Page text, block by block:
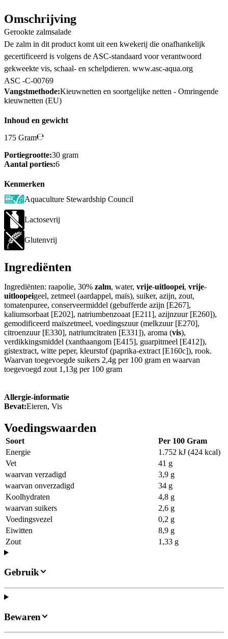
Omschrijving
Gerookte zalmsalade
De zalm in dit product komt uit een kwekerij die onafhankelijk
gecertificeerd is volgens de ASC-standaard voor verantwoord
gekweekte vis, schaal- en schelpdieren. www.asc-aqua.org
ASC -C-00769
Vangstmethode:Kieuwnetten en soortgelijke netten - Omringende
kieuwnetten (EU)
Inhoud en gewicht
175 Gram
Portiegrootte:30 gram
Aantal porties:6
Kenmerken
Aquaculture Stewardship Council
Lactosevrij
Glutenvrij
Ingrediënten
Ingrediënten: raapolie, 30% zalm, water, vrije-uitloopei, vrije-
uitloopeigeel, zetmeel (aardappel, maïs), suiker, azijn, zout,
tomatenpuree, conserveermiddel (gebufferde azijn [E267],
kaliumsorbaat [E202], natriumbenzoaat [E211], azijnzuur [E260]),
gemodificeerd maïszetmeel, voedingszuur (melkzuur [E270],
citroenzuur [E330], natriumcitraten [E331]), aroma (vis),
verdikkingsmiddel (xanthaangom [E415], guarpitmeel [E412]),
gistextract, witte peper, kleurstof (paprika-extract [E160c]), rook.
Waarvan toegevoegde suikers 2,4g per 100 gram en waarvan
toegevoegd zout 1,13g per 100 gram
Allergie-informatie
Bevat:Eieren, Vis
Voedingswaarden
Soort
Per 100 Gram
Energie
1.752 kJ (424 kcal)
Vet
41 g
waarvan verzadigd
3,9 g
waarvan onverzadigd
34 g
Koolhydraten
4,8 g
waarvan suikers
2,6 g
Voedingsvezel
0,2 g
Eiwitten
8,9 g
Zout
1,33 g
Gebruik
Bewaren